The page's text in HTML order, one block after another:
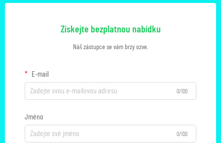
Získejte bezplatnou nabídku
Náš zástupce se vám brzy ozve.
E-mail
0/100
Jméno
0/100